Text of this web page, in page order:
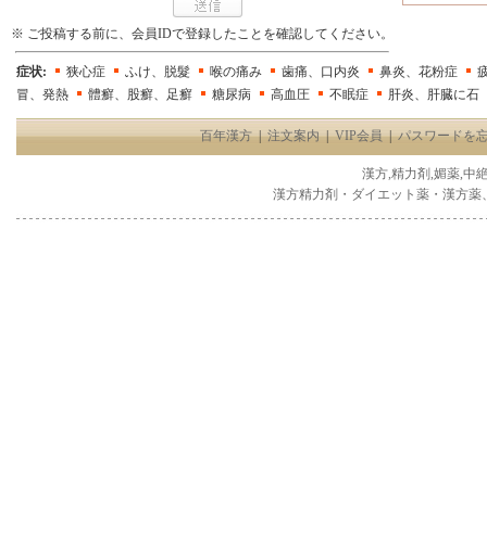
※ ご投稿する前に、会員IDで登録したことを確認してください。
症状: 狭心症 ふけ、脱髮 喉の痛み 歯痛、口内炎 鼻炎、花粉症
冒、発熱
體癬、股癬、足癬 糖尿病 高血圧 不眠症 肝炎、肝臓に石
百年漢方|注文案内|VIP会員|パスワードを
漢方,精力剤,媚薬,中
漢方精力剤・ダイエット薬・漢方